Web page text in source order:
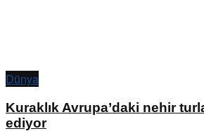
Dünya
Kuraklık Avrupa’daki nehir
ediyor